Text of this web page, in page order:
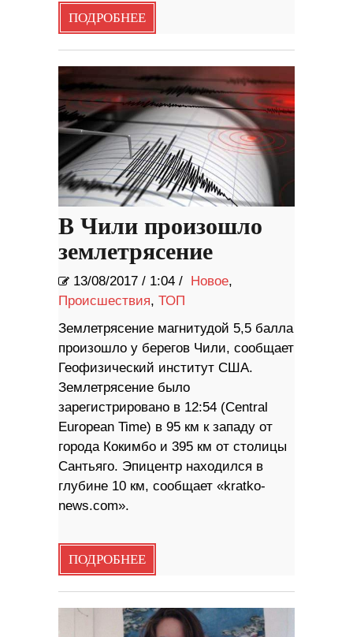
ПОДРОБНЕЕ
В Чили произошло
землетрясение
13/08/2017 / 1:04 / Новое,
Происшествия, ТОП
Землетрясение магнитудой 5,5 балла
произошло у берегов Чили, сообщает
Геофизический институт США.
Землетрясение было
зарегистрировано в 12:54 (Central
European Time) в 95 км к западу от
города Кокимбо и 395 км от столицы
Сантьяго. Эпицентр находился в
глубине 10 км, сообщает «kratko-
news.com».
ПОДРОБНЕЕ